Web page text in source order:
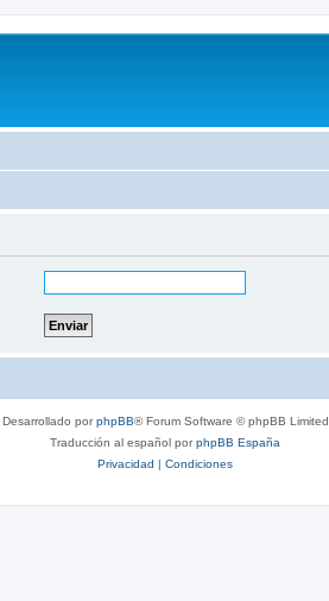
Desarrollado porphpBB® Forum Software © phpBB Limited
Traducción al español porphpBB España
Privacidad | Condiciones